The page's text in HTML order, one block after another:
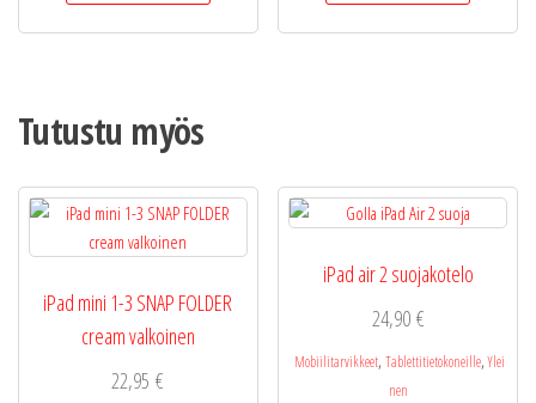
Tutustu myös
iPad mini 1-3 SNAP FOLDER
cream valkoinen
22,95€
iPad air 2 suojakotelo
24,90 €
Mobiilitarvikkeet, Tablettitietokoneille, Ylei
nen